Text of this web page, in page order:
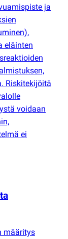
ja
eläinten
Riskitekijöitä
voidaan
ei
määritys